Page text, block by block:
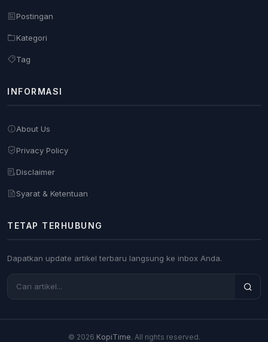
Postingan
Kategori
Tag
INFORMASI
About Us
Privacy Policy
Disclaimer
Syarat & Ketentuan
TETAP TERHUBUNG
Dapatkan update artikel terbaru langsung ke inbox Anda.
© 2026 KopiTime. All rights reserved.